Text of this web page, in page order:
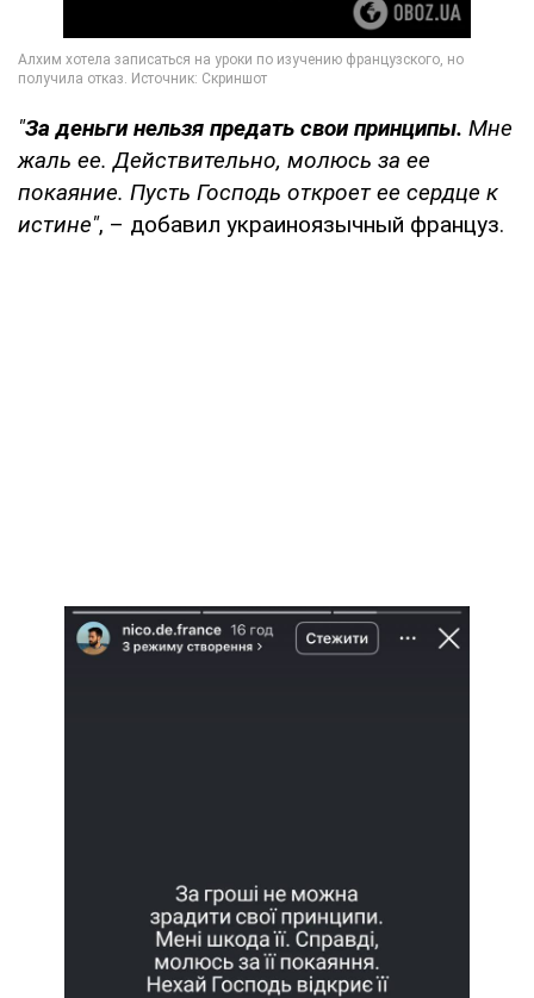
"За деньги нельзя предать свои принципы. Мне
жаль ее. Действительно, молюсь за ее
покаяние. Пусть Господь откроет ее сердце к
истине", – добавил украиноязычный француз.